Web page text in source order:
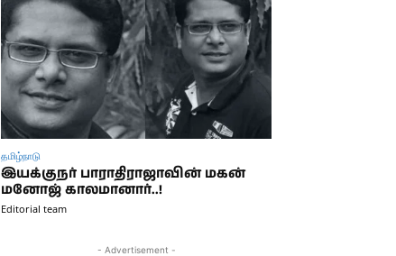
தமிழ்நாடு
இயக்குநர் பாராதிராஜாவின் மகன்
மனோஜ் காலமானார்..!
Editorial team
- Advertisement -